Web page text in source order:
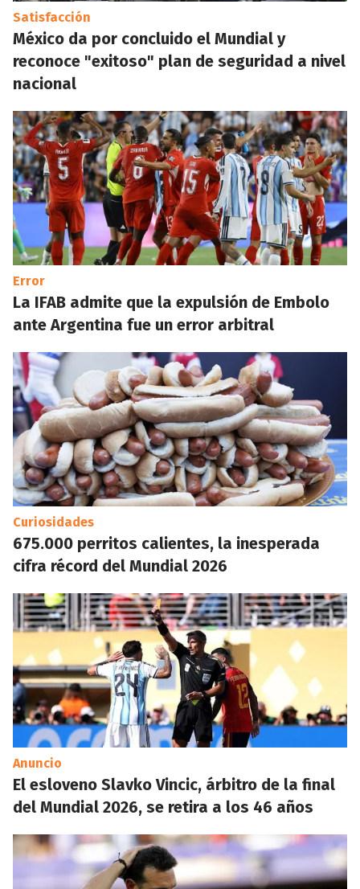
Satisfacción
México da por concluido el Mundial y
reconoce "exitoso" plan de seguridad a nivel
nacional
Error
La IFAB admite que la expulsión de Embolo
ante Argentina fue un error arbitral
Curiosidades
675.000 perritos calientes, la inesperada
cifra récord del Mundial 2026
Anuncio
El esloveno Slavko Vincic, árbitro de la final
del Mundial 2026, se retira a los 46 años